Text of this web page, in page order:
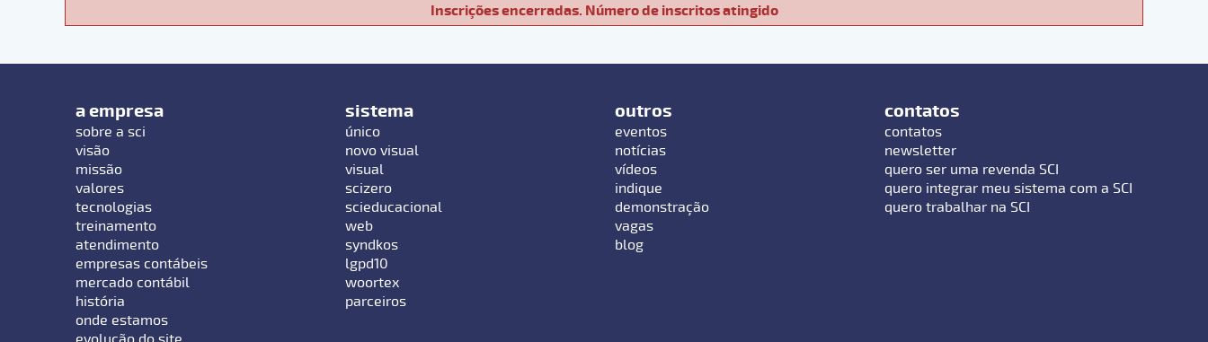
Inscrições encerradas. Número de inscritos atingido
a empresa
sobre a sci
visão
missão
valores
tecnologias
treinamento
atendimento
empresas contábeis
mercado contábil
história
onde estamos
sistema
único
novo visual
visual
scizero
scieducacional
web
syndkos
lgpd10
woortex
parceiros
outros
eventos
notícias
vídeos
indique
demonstração
vagas
blog
contatos
contatos
newsletter
quero ser uma revenda SCI
quero integrar meu sistema com a SCI
quero trabalhar na SCI